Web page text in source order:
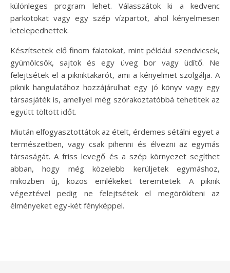
különleges program lehet. Válasszátok ki a kedvenc
parkotokat vagy egy szép vízpartot, ahol kényelmesen
letelepedhettek.
Készítsetek elő finom falatokat, mint például szendvicsek,
gyümölcsök, sajtok és egy üveg bor vagy üdítő. Ne
felejtsétek el a pikniktakarót, ami a kényelmet szolgálja. A
piknik hangulatához hozzájárulhat egy jó könyv vagy egy
társasjáték is, amellyel még szórakoztatóbbá tehetitek az
együtt töltött időt.
Miután elfogyasztottátok az ételt, érdemes sétálni egyet a
természetben, vagy csak pihenni és élvezni az egymás
társaságát. A friss levegő és a szép környezet segíthet
abban, hogy még közelebb kerüljetek egymáshoz,
miközben új, közös emlékeket teremtetek. A piknik
végeztével pedig ne felejtsétek el megörökíteni az
élményeket egy-két fényképpel.